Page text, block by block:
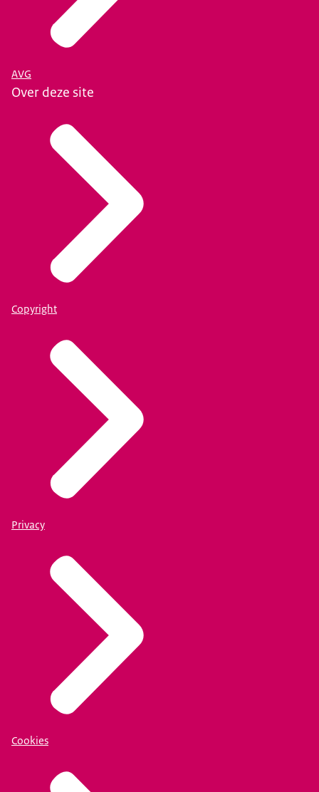
AVG
Over deze site
Copyright
Privacy
Cookies